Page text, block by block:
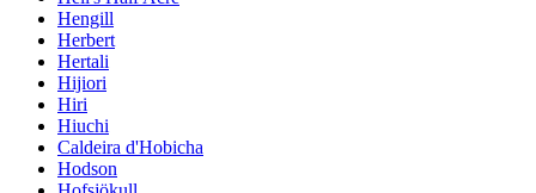
Hengill
Herbert
Hertali
Hijiori
Hiri
Hiuchi
Caldeira d'Hobicha
Hodson